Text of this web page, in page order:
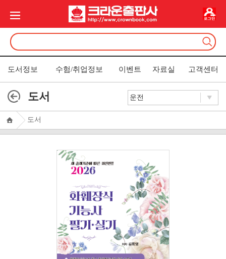
도서정보 수험/취업정보 이벤트 자료실 고객센터
도서
도서